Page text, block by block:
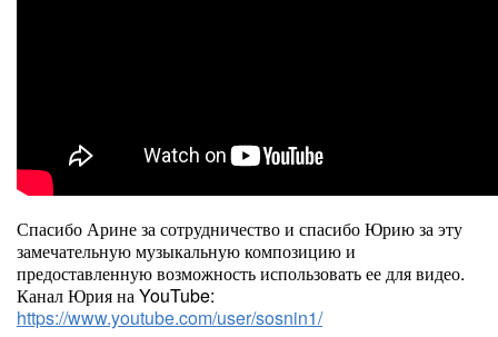
Спасибо Арине за сотрудничество и спасибо Юрию за эту
замечательную музыкальную композицию и
предоставленную возможность использовать ее для видео.
Канал Юрия на YouTube:
https://www.youtube.com/user/sosnin1/